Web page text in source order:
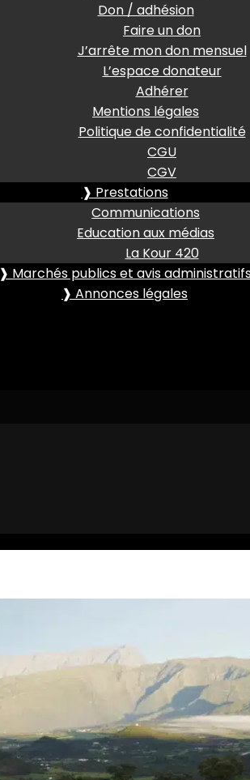
Don / adhésion
Faire un don
J’arrête mon don mensuel
L’espace donateur
Adhérer
Mentions légales
Politique de confidentialité
CGU
CGV
❱ Prestations
Communications
Education aux médias
La Kour 420
❱ Marchés publics et avis
❱ Annonces légales